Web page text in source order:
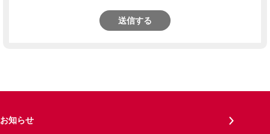
送信する
お知らせ